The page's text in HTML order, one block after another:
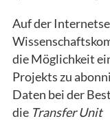
Auf der
die Möglichkeit
Projekts zu
Daten bei der
die Transfer Unit